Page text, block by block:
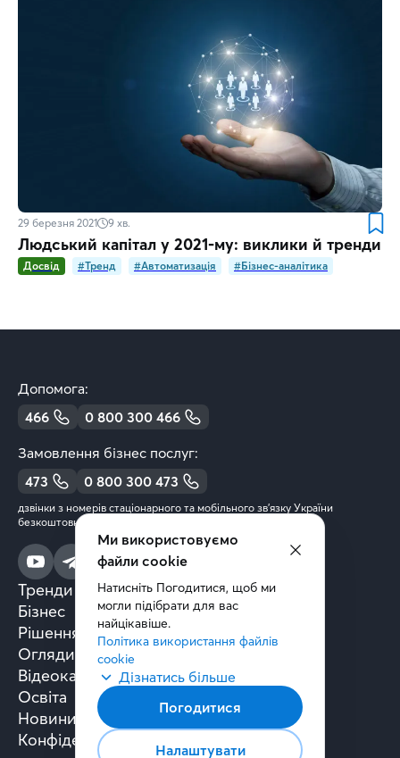
29 березня 2021 9 хв.
Людський капітал у 2021-му: виклики й тренди
Досвід #Тренд #Автоматизація #Бізнес-аналітика
Допомога:
466
0 800 300 466
Замовлення бізнес послуг:
473
0 800 300 473
дзвінки з номерів стаціонарного та мобільного зв’язку України
безкоштовні
Тренди та аналітика
Бізнес
Рішення та технології
Огляди книг
Відеокасти
Освіта
Новини
Конфіденційність
Ми використовуємо
файли cookie
Натисніть Погодитися, щоб ми
могли підібрати для вас
найцікавіше.
Політика використання файлів
cookie
Дізнатись більше
Погодитися
Налаштувати